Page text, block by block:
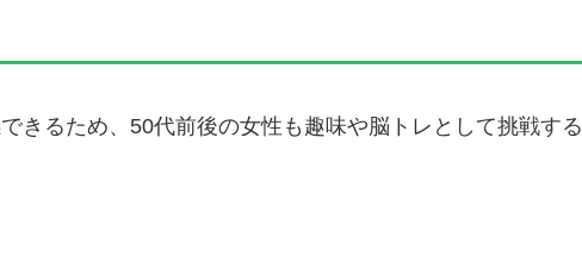
きるため、50代前後の女性も趣味や脳トレとして挑戦する